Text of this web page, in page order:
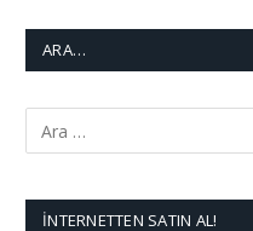
ARA…
İNTERNETTEN SATIN AL!